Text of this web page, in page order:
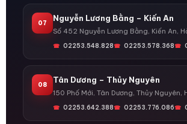
07
Nguyễn Lương Bằng – Kiến An
Số 452 Nguyễn Lương Bằng, Kiến An,
02253.548.828 02253.578.368
08
Tân Dương – Thủy Nguyên
150 Phố Mới, Tân Dương, Thủy Nguyên,
02253.642.388 02253.776.086